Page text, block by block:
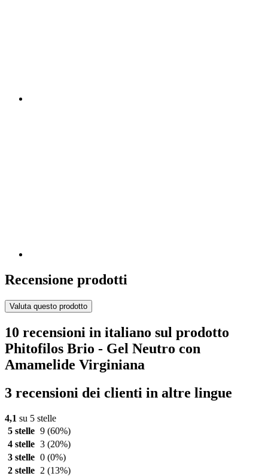
Recensione prodotti
Valuta questo prodotto
10 recensioni in italiano sul prodotto
Phitofilos Brio - Gel Neutro con
Amamelide Virginiana
3 recensioni dei clienti in altre lingue
4,1 su 5 stelle
5 stelle 9 (60%)
4 stelle 3 (20%)
3 stelle 0 (0%)
2 stelle
2 (13%)